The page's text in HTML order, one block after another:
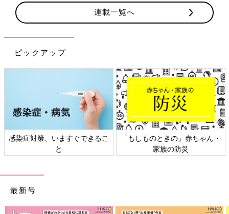
分娩室に移る前に、陣痛室で何度かいきむ練習をしたのですが、
麻酔で痛みの感覚がない私は、きちんと“いきみ”ができているの
分娩台に上がると、何人もの人たちに囲まれ、そのうちの2人の
で押しても痛くないですか？」と聞かれ、「大丈夫です」と答え
ました。しかし、いざいきむタイミングがくると、2人が私にま
たがってさっきの何倍もの力で押すんです。そのうちの1人は、
100kgくらいあるのではないか言うくらい大柄な方で…。
恐らく、その病院で麻酔を直前まで入れた産婦さんは、陣痛の感
覚がなくなってしまい、自力でいきめなくなるため、このように
人の力を借りないとスムーズに産むことができないのだと思いま
当然、この時の私はパニック状態。赤ちゃんがなかなか出てこな
いため、まわりにどんどん人が増え、最後は7人ぐらいの人が私
に対して中国語で指示を飛ばしていました。その中国語を聞き取
連載一覧へ
ピックアップ
感染症対策、いますぐできるこ
と
「もしものときの」赤ちゃん・
家族の防災
最新号